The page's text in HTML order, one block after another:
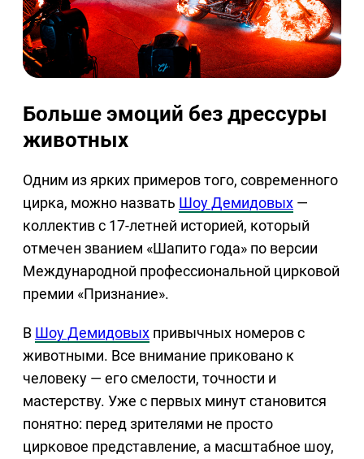
Больше эмоций без дрессуры
животных
Одним из ярких примеров того, современного
цирка, можно назвать Шоу Демидовых —
коллектив с 17-летней историей, который
отмечен званием «Шапито года» по версии
Международной профессиональной цирковой
премии «Признание».
В Шоу Демидовых привычных номеров с
животными. Все внимание приковано к
человеку — его смелости, точности и
мастерству. Уже с первых минут становится
понятно: перед зрителями не просто
цирковое представление, а масштабное шоу,